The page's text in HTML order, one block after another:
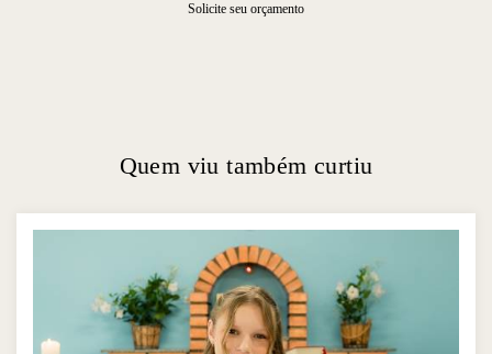
Solicite seu orçamento
Quem viu também curtiu